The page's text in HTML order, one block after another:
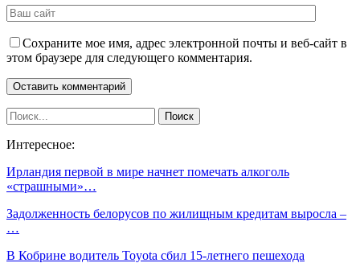
Сохраните мое имя, адрес электронной почты и веб-сайт в
этом браузере для следующего комментария.
Интересное:
Ирландия первой в мире начнет помечать алкоголь
«страшными»…
Задолженность белорусов по жилищным кредитам выросла –
…
В Кобрине водитель Toyota сбил 15-летнего пешехода